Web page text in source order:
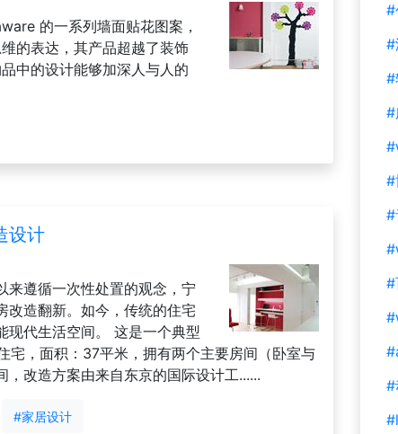
的一系列墙面贴花图案，
的表达，其产品超越了装饰
中的设计能够加深人与人的
设计
来遵循一次性处置的观念，宁
改造翻新。如今，传统的住宅
现代生活空间。 这是一个典型
，面积：37平米，拥有两个主要房间（卧室与
改造方案由来自东京的国际设计工......
#家居设计
#
#
#
#
#
#
#
#